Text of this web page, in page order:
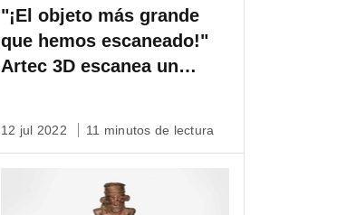
"¡El objeto más grande
que hemos escaneado!"
Artec 3D escanea un
12 jul 2022 11 minutos de lectura